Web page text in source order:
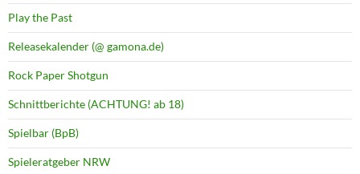
Play the Past
Releasekalender (@ gamona.de)
Rock Paper Shotgun
Schnittberichte (ACHTUNG! ab 18)
Spielbar (BpB)
Spieleratgeber NRW